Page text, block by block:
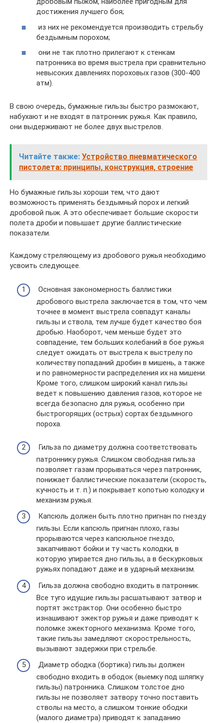
достижения лучшего боя;
из них не рекомендуется производить стрельбу
бездымным порохом;
они не так плотно прилегают к стенкам
патронника во время выстрела при сравнительно
невысоких давлениях пороховых газов (300-400
атм).
В свою очередь, бумажные гильзы быстро размокают,
набухают и не входят в патронник ружья. Как правило,
они выдерживают не более двух выстрелов.
Читайте также: Устройство пневматического
пистолета: принципы, конструкция, строение
Но бумажные гильзы хороши тем, что дают
возможность применять бездымный порох и легкий
дробовой пыж. А это обеспечивает большие скорости
полета дроби и повышает другие баллистические
показатели.
Каждому стреляющему из дробового ружья необходимо
усвоить следующее.
Основная закономерность баллистики
дробового выстрела заключается в том, что чем
точнее в момент выстрела совпадут каналы
гильзы и ствола, тем лучше будет качество боя
дробью. Наоборот, чем меньше будет это
совпадение, тем больших колебаний в бое ружья
следует ожидать от выстрела к выстрелу по
количеству попаданий дробин в мишень, а также
и по равномерности распределения их на мишени.
Кроме того, слишком широкий канал гильзы
ведет к повышению давления газов, которое не
всегда безопасно для ружья, особенно при
быстрогорящих (острых) сортах бездымного
пороха.
Гильза по диаметру должна соответствовать
патроннику ружья. Слишком свободная гильза
позволяет газам прорываться через патронник,
понижает баллистические показатели (скорость,
кучность и т. п.) и покрывает копотью колодку и
механизм ружья.
Капсюль должен быть плотно пригнан по гнезду
гильзы. Если капсюль пригнан плохо, газы
прорываются через капсюльное гнездо,
закапчивают бойки и ту часть колодки, в
которую упирается дно гильзы, а в бескурковых
ружьях попадают даже и в ударный механизм.
Гильза должна свободно входить в патронник.
Все туго идущие гильзы расшатывают затвор и
портят экстрактор. Они особенно быстро
изнашивают эжектор ружья и даже приводят к
поломке эжекторного механизма. Кроме того,
такие гильзы замедляют скорострельность,
вызывают задержки при стрельбе.
Диаметр ободка (бортика) гильзы должен
свободно входить в ободок (выемку под шляпку
гильзы) патронника. Слишком толстое дно
гильзы не позволяет затвору точно поставить
стволы на место, а слишком тонкие ободки
(малого диаметра) приводят к западанию